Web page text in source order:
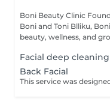
Boni Beauty Clinic Founded by husband-and-wife team Irena
Boni and Toni Blliku,
beauty, wellness, and
Facial deep
Back Facial